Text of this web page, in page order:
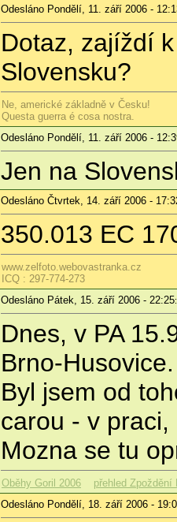
Odesláno Pondělí, 11. září 2006 -
Dotaz, zajíždí
Slovensku?
Ne, americké základně v Česku!
Questa guerra é cosa nostra.
Odesláno Pondělí, 11. září 2006 -
Jen na
Odesláno Čtvrtek, 14. září 2006 -
350.013 EC
www.zelfoto.webovastranka.cz
ICQ : 297-774-273
Odesláno Pátek, 15. září 2006 - 22:25
Dnes, v PA
Brno-Husovice.
Byl jsem od
carou - v
Mozna se tu
Oběhy Goril 2006
přehled Zpoždění
Odesláno Pondělí, 18. září 2006 -